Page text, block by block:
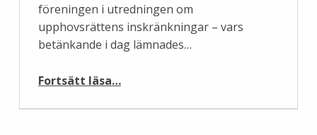
föreningen i utredningen om
upphovsrättens inskränkningar – vars
betänkande i dag lämnades…
Fortsätt läsa“Oviss framtid för offentlig konst på Wikipedia”
…